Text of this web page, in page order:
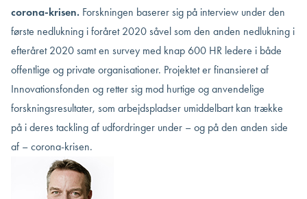
corona-krisen. Forskningen baserer sig på interview under den
første nedlukning i foråret 2020 såvel som den anden nedlukning i
efteråret 2020 samt en survey med knap 600 HR ledere i både
offentlige og private organisationer. Projektet er finansieret af
Innovationsfonden og retter sig mod hurtige og anvendelige
forskningsresultater, som arbejdspladser umiddelbart kan trække
på i deres tackling af udfordringer under – og på den anden side
af – corona-krisen.